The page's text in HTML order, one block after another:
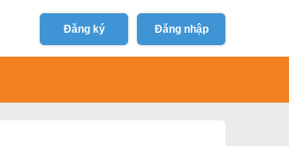
Đăng ký Đăng nhập